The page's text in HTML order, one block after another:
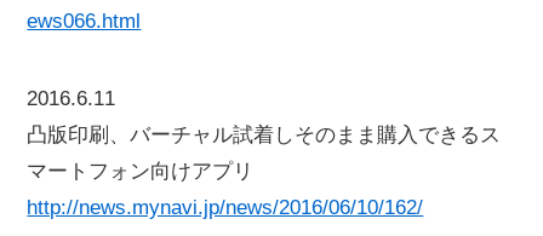
ews066.html
2016.6.11
凸版印刷、バーチャル試着しそのまま購入できるス
マートフォン向けアプリ
http://news.mynavi.jp/news/2016/06/10/162/